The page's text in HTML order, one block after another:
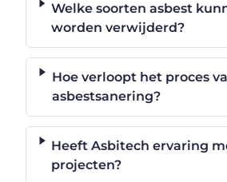
Welke soorten asbest
worden verwijderd?
Hoe verloopt het proces
asbestsanering?
Heeft Asbitech ervaring
projecten?